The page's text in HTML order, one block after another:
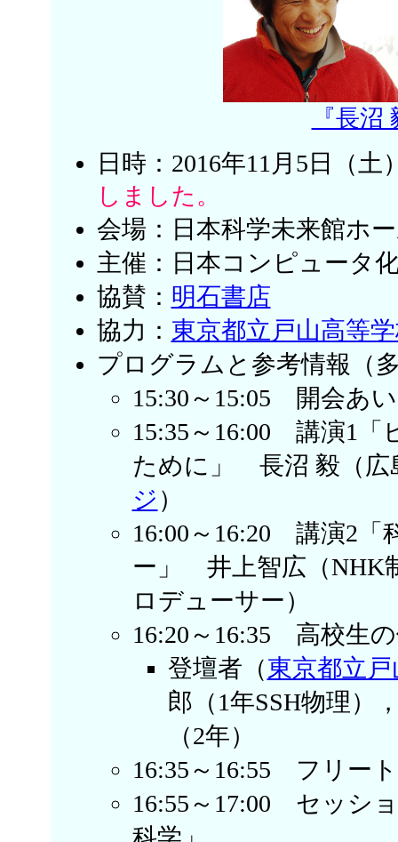
『長
日時：2016年11月5日（
しました。
会場：日本科学未来館ホ
主催：日本コンピュータ
協賛： 明石書店
協力： 東京都立戸山高等
プログラムと参考情報（
15:30～15:05 開会あ
15:35～16:00 講演1「
ために」 長沼 毅（広
ジ ）
16:00～16:20 講演2「
ー」 井上智広（NHK
ロデューサー）
16:20～16:35 高校生
登壇者（東京都立
郎（1年SSH物理）
（2年）
16:35～16:55 フリー
16:55～17:00 セッシ